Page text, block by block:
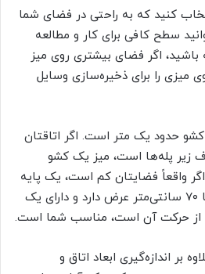
کنید که به راحتی در فضای شما
سطح کافی برای کار و مطالعه
باشید، اگر فضای بیشتری روی میز
میزی را برای ذخیره‌سازی وسایل
حدود یک متر است. اگر اتاقتان
پله‌ها است، میز یک کشو
واقعاً فضایتان کم است، یک پایه
لپ‌تاپ Ikea که حدود ۵۰ تا ۷۰ سانتی‌متر عرض دارد و دارای یک
از حرکت آن است، مناسب شما است.
بر اندازه‌گیری ابعاد اتاق و